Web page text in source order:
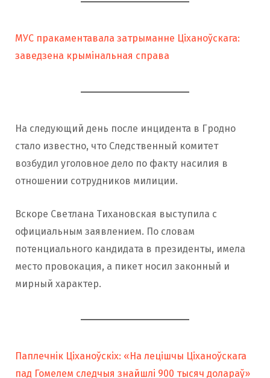
МУС пракаментавала затрыманне Ціханоўскага:
заведзена крымінальная справа
На следующий день после инцидента в Гродно
стало известно, что Следственный комитет
возбудил уголовное дело по факту насилия в
отношении сотрудников милиции.
Вскоре Светлана Тихановская выступила с
официальным заявлением. По словам
потенциального кандидата в президенты, имела
место провокация, а пикет носил законный и
мирный характер.
Паплечнік Ціханоўскіх: «На лецішчы Ціханоўскага
пад Гомелем следчыя знайшлі 900 тысяч долараў»